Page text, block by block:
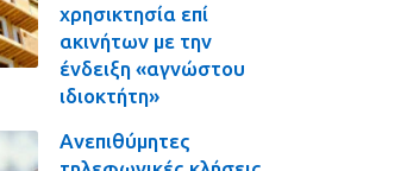
χρησικτησία επί
ακινήτων με την
ένδειξη «αγνώστου
ιδιοκτήτη»
Ανεπιθύμητες